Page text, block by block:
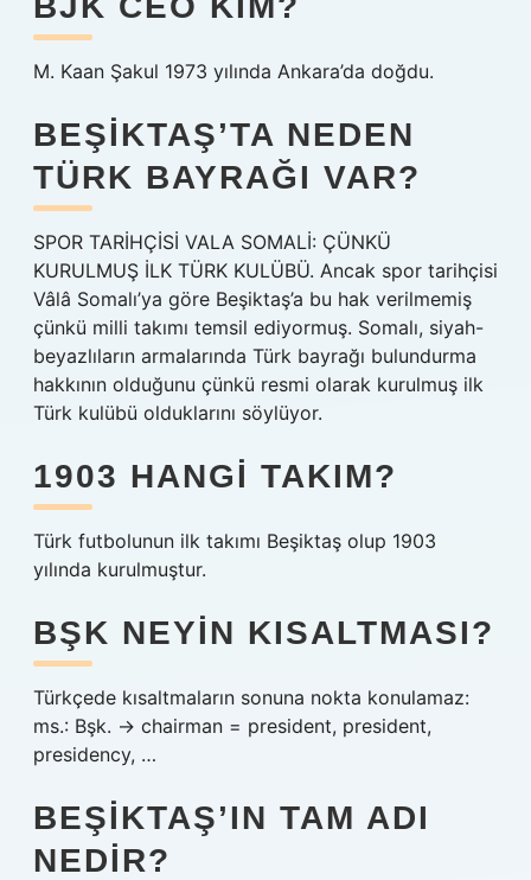
M. Kaan Şakul 1973 yılında Ankara’da doğdu.
BEŞIKTAŞ’TA NEDEN
TÜRK BAYRAĞI VAR?
SPOR TARİHÇİSİ VALA SOMALİ: ÇÜNKÜ
KURULMUŞ İLK TÜRK KULÜBÜ. Ancak spor tarihçisi
Vâlâ Somalı’ya göre Beşiktaş’a bu hak verilmemiş
çünkü milli takımı temsil ediyormuş. Somalı, siyah-
beyazlıların armalarında Türk bayrağı bulundurma
hakkının olduğunu çünkü resmi olarak kurulmuş ilk
Türk kulübü olduklarını söylüyor.
1903 HANGI TAKIM?
Türk futbolunun ilk takımı Beşiktaş olup 1903
yılında kurulmuştur.
BŞK NEYIN KISALTMASI?
Türkçede kısaltmaların sonuna nokta konulamaz:
ms.: Bşk. → chairman = president, president,
presidency, …
BEŞIKTAŞ’IN TAM ADI
NEDIR?